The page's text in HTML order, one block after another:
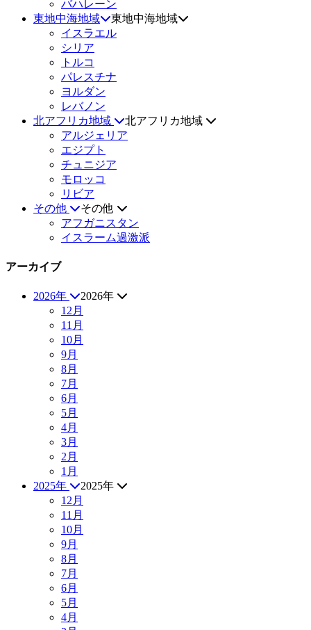
バハレーン
東地中海地域
東地中海地域
イスラエル
シリア
トルコ
パレスチナ
ヨルダン
レバノン
北アフリカ地域
北アフリカ地域
アルジェリア
エジプト
チュニジア
モロッコ
リビア
その他
その他
アフガニスタン
イスラーム過激派
アーカイブ
2026年
2026年
12月
11月
10月
9月
8月
7月
6月
5月
4月
3月
2月
1月
2025年
2025年
12月
11月
10月
9月
8月
7月
6月
5月
4月